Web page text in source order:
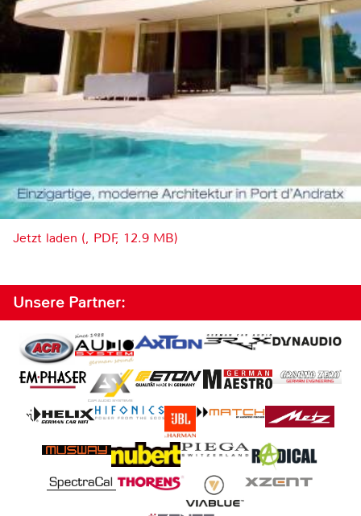
Jetzt laden (, PDF, 12.9 MB)
Unsere Partner: